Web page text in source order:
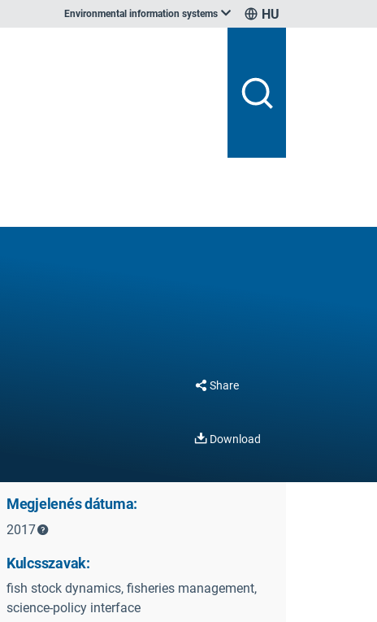
Environmental information systems HU
Share
Download
Megjelenés dátuma:
2017
Kulcsszavak:
fish stock dynamics, fisheries management,
science-policy interface